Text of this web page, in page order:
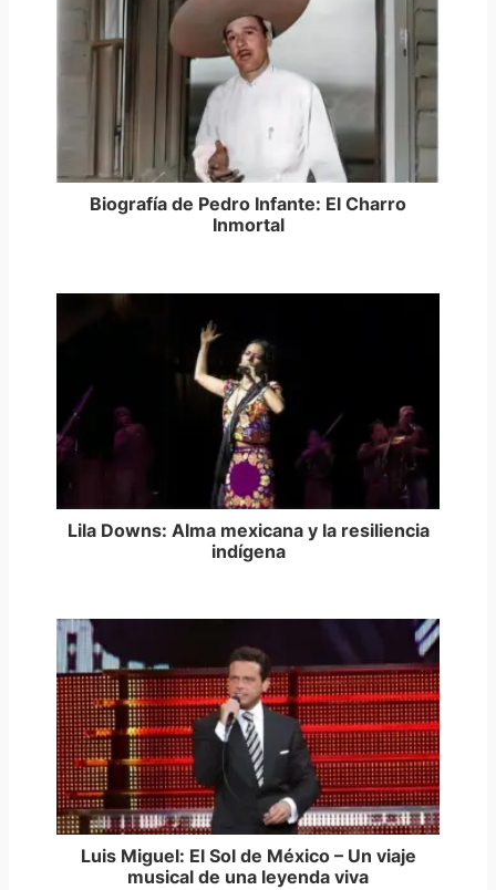
Biografía de Pedro Infante: El Charro
Inmortal
Lila Downs: Alma mexicana y la resiliencia
indígena
Luis Miguel: El Sol de México – Un viaje
musical de una leyenda viva